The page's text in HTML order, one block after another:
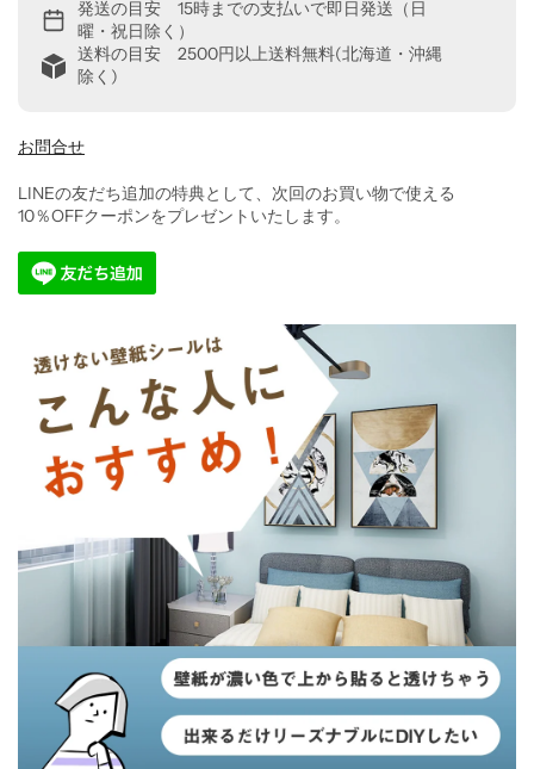
発送の目安 15時までの支払いで即日発送（日
曜・祝日除く）
送料の目安 2500円以上送料無料(北海道・沖縄
除く)
お問合せ
LINEの友だち追加の特典として、次回のお買い物で使える
10％OFFクーポンをプレゼントいたします。